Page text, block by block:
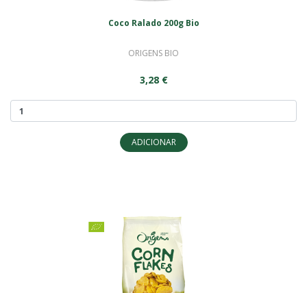
Coco Ralado 200g Bio
ORIGENS BIO
3,28 €
ADICIONAR